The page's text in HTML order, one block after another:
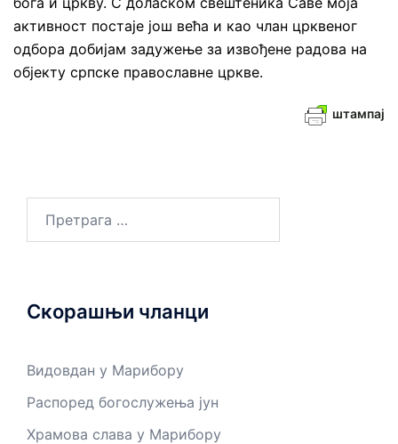
активност постаје још већа и као члан црквеног
одбора добијам задужење за извођене радова на
објекту српске православне цркве.
штампај
Скорашњи чланци
Видовдан у Марибору
Распоред богослужења јун
Храмова слава у Марибору